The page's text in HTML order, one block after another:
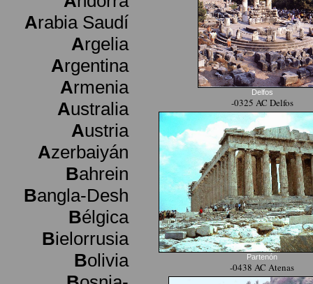
Arabia Saudí
Argelia
Argentina
Armenia
Australia
Austria
Azerbaiyán
Bahrein
Bangla-Desh
Bélgica
Bielorrusia
Bolivia
Delfos
-0325 AC Delfos
Partenón
-0438 AC Atenas